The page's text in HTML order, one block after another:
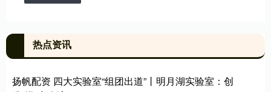
热点资讯
扬帆配资 四大实验室“组团出道”丨明月湖实验室：创